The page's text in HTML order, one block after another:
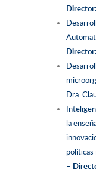
Director:
Director:
Dra.
la
políticas
–